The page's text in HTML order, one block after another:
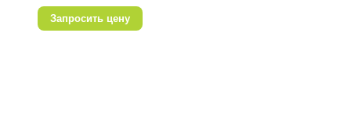
Запросить цену